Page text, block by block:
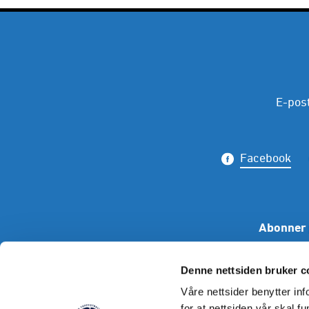
Denne nettsiden bruker
Våre nettsider benytter
E-
Facebook
Abonner